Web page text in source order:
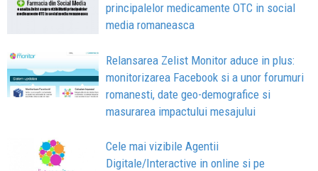
principalelor medicamente OTC in social
media romaneasca
Relansarea Zelist Monitor aduce in plus:
monitorizarea Facebook si a unor forumuri
romanesti, date geo-demografice si
masurarea impactului mesajului
Cele mai vizibile Agentii
Digitale/Interactive in online si pe